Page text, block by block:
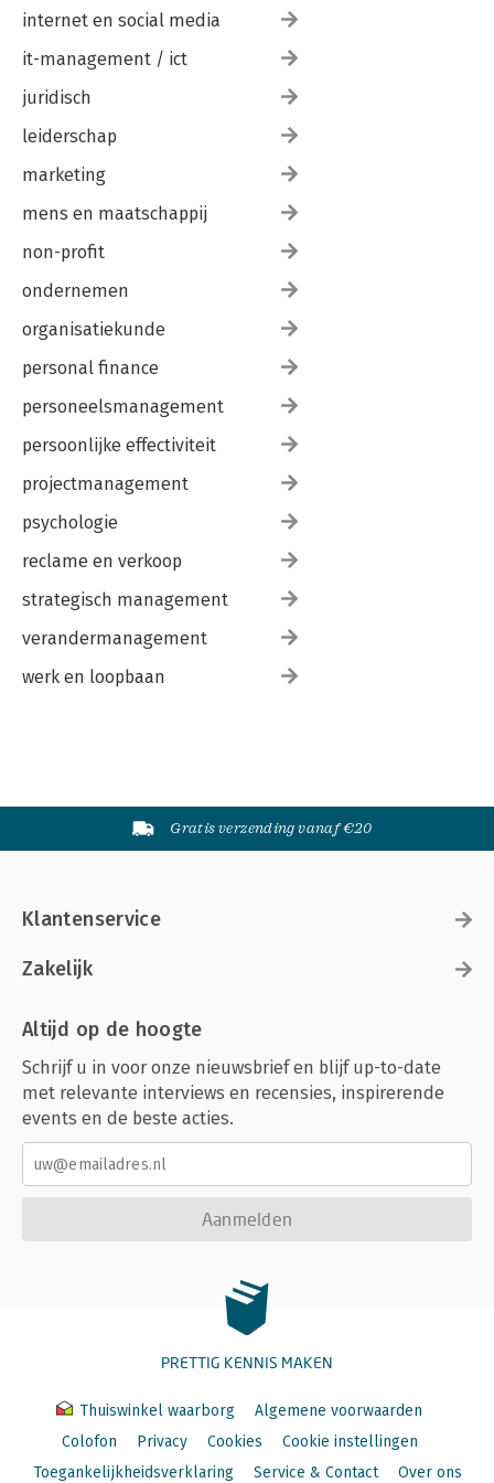
6.7 Wat observatief luisteren is 319
6.9 Samenvatting 322
6.11 Literatuur 325
Illustratieverantwoording 327
Over de auteur 329
internet en social media
it-management / ict
juridisch
leiderschap
marketing
mens en maatschappij
non-profit
ondernemen
organisatiekunde
personal finance
personeelsmanagement
persoonlijke effectiviteit
projectmanagement
psychologie
reclame en verkoop
strategisch management
verandermanagement
werk en loopbaan
Gratis verzending vanaf €20
Klantenservice
Zakelijk
Altijd op de hoogte
Schrijf u in voor onze nieuwsbrief en blijf up-to-date
met relevante interviews en recensies, inspirerende
events en de beste acties.
Aanmelden
PRETTIG KENNIS MAKEN
Thuiswinkel waarborg
Algemene voorwaarden
Colofon
Privacy Cookies
Cookie instellingen
Toegankelijkheidsverklaring
Service & Contact Over ons